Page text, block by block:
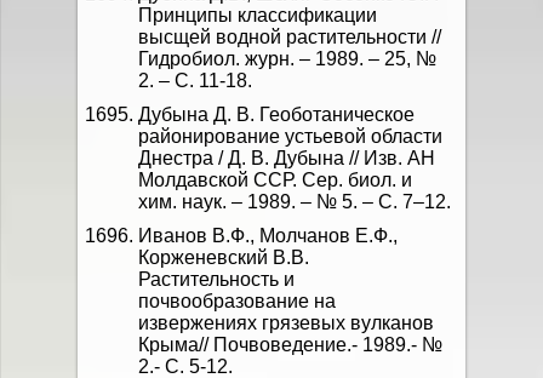
Принципы классификации
высщей водной растительности //
Гидробиол. журн. – 1989. – 25, №
2. – С. 11-18.
Дубына Д. В. Геоботаническое
районирование устьевой области
Днестра / Д. В. Дубына // Изв. АН
Молдавской ССР. Сер. биол. и
хим. наук. – 1989. – № 5. – С. 7–12.
Иванов В.Ф., Молчанов Е.Ф.,
Корженевский В.В.
Растительность и
почвообразование на
извержениях грязевых вулканов
Крыма// Почвоведение.- 1989.- №
2.- С. 5-12.